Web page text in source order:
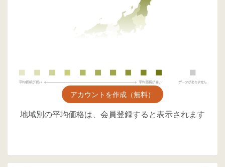
アカウントを作成（無料）
地域別の平均価格は、会員登録すると表示されます